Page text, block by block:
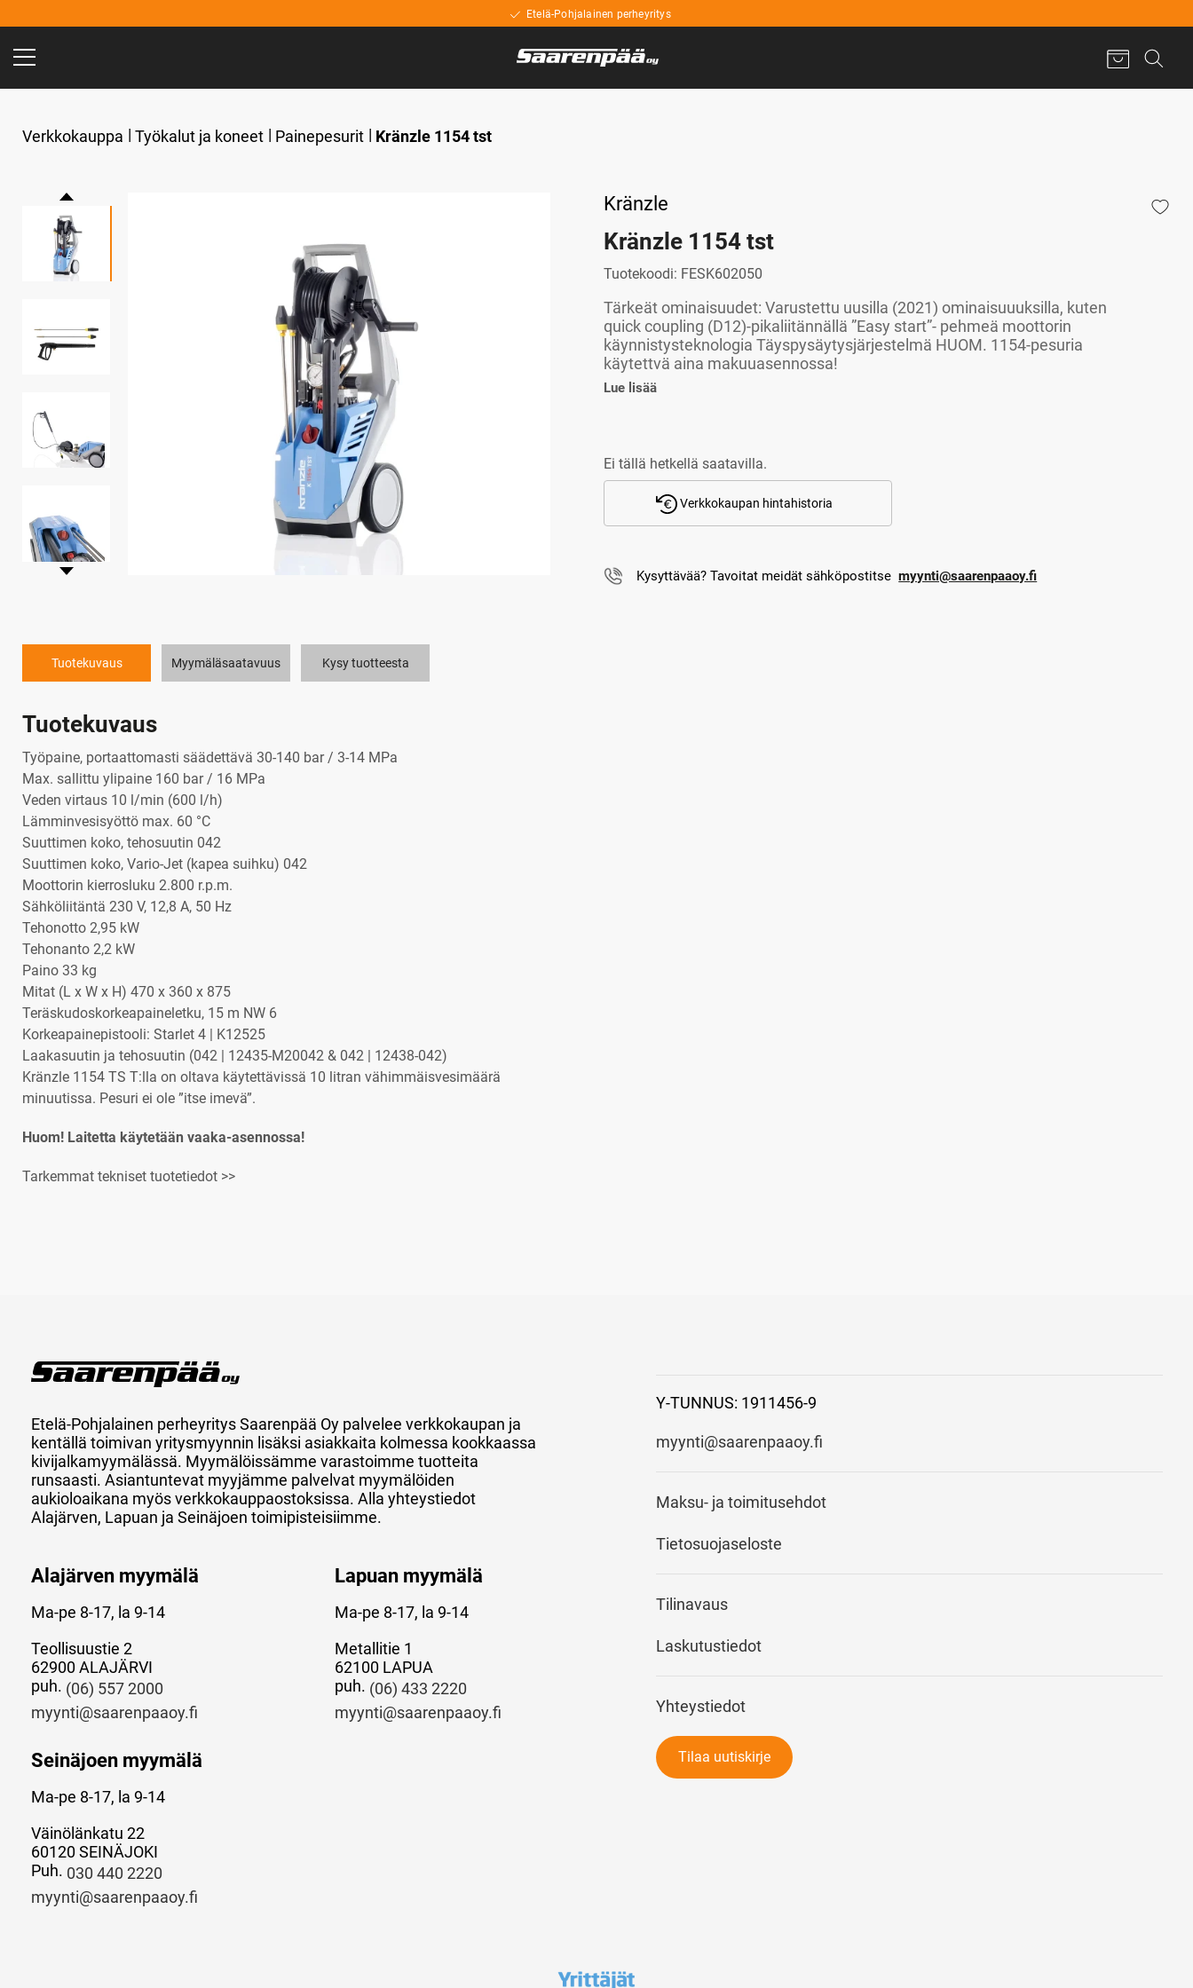
Etelä-Pohjalainen perheyritys
Verkkokauppa Työkalut ja koneet Painepesurit Kränzle 1154 tst
Kränzle
Kränzle 1154 tst
Tuotekoodi: FESK602050
Tärkeät ominaisuudet: Varustettu uusilla (2021) ominaisuuuksilla, kuten
quick coupling (D12)-pikaliitännällä ”Easy start”- pehmeä moottorin
käynnistysteknologia Täyspysäytysjärjestelmä HUOM. 1154-pesuria
käytettvä aina makuuasennossa!
Lue lisää
Ei tällä hetkellä saatavilla.
Verkkokaupan hintahistoria
Kysyttävää? Tavoitat meidät sähköpostitsemyynti@saarenpaaoy.fi
Tuotekuvaus Myymäläsaatavuus Kysy tuotteesta
Tuotekuvaus
Työpaine, portaattomasti säädettävä 30-140 bar / 3-14 MPa
Max. sallittu ylipaine 160 bar / 16 MPa
Veden virtaus 10 l/min (600 l/h)
Lämminvesisyöttö max. 60 °C
Suuttimen koko, tehosuutin 042
Suuttimen koko, Vario-Jet (kapea suihku) 042
Moottorin kierrosluku 2.800 r.p.m.
Sähköliitäntä 230 V, 12,8 A, 50 Hz
Tehonotto 2,95 kW
Tehonanto 2,2 kW
Paino 33 kg
Mitat (L x W x H) 470 x 360 x 875
Teräskudoskorkeapaineletku, 15 m NW 6
Korkeapainepistooli: Starlet 4 | K12525
Laakasuutin ja tehosuutin (042 | 12435-M20042 & 042 | 12438-042)
Kränzle 1154 TS T:lla on oltava käytettävissä 10 litran vähimmäisvesimäärä
minuutissa. Pesuri ei ole ”itse imevä”.
Huom! Laitetta käytetään vaaka-asennossa!
Tarkemmat tekniset tuotetiedot >>
Etelä-Pohjalainen perheyritys Saarenpää Oy palvelee verkkokaupan ja
kentällä toimivan yritysmyynnin lisäksi asiakkaita kolmessa kookkaassa
kivijalkamyymälässä. Myymälöissämme varastoimme tuotteita
runsaasti. Asiantuntevat myyjämme palvelvat myymälöiden
aukioloaikana myös verkkokauppaostoksissa. Alla yhteystiedot
Alajärven, Lapuan ja Seinäjoen toimipisteisiimme.
Alajärven myymälä
Ma-pe 8-17, la 9-14
Teollisuustie 2
62900 ALAJÄRVI
puh. (06) 557 2000
myynti@saarenpaaoy.fi
Lapuan myymälä
Ma-pe 8-17, la 9-14
Metallitie 1
62100 LAPUA
puh. (06) 433 2220
myynti@saarenpaaoy.fi
Seinäjoen myymälä
Ma-pe 8-17, la 9-14
Väinölänkatu 22
60120 SEINÄJOKI
Puh. 030 440 2220
myynti@saarenpaaoy.fi
Y-TUNNUS: 1911456-9
myynti@saarenpaaoy.fi
Maksu- ja toimitusehdot
Tietosuojaseloste
Tilinavaus
Laskutustiedot
Yhteystiedot
Tilaa uutiskirje